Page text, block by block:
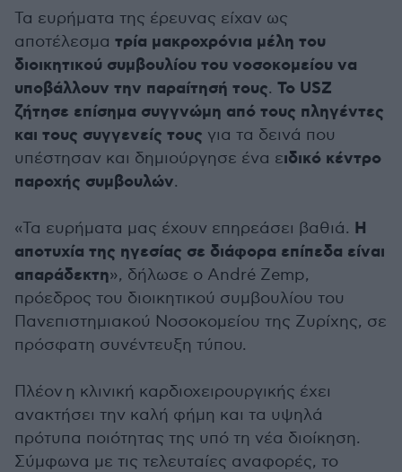
Τα ευρήματα της έρευνας είχαν ως
αποτέλεσμα τρία μακροχρόνια μέλη του
διοικητικού συμβουλίου του νοσοκομείου να
υποβάλλουν την παραίτησή τους. Το USZ
ζήτησε επίσημα συγγνώμη από τους πληγέντες
και τους συγγενείς τους για τα δεινά που
υπέστησαν και δημιούργησε ένα ειδικό κέντρο
παροχής συμβουλών.
«Τα ευρήματα μας έχουν επηρεάσει βαθιά. Η
αποτυχία της ηγεσίας σε διάφορα επίπεδα είναι
απαράδεκτη», δήλωσε ο André Zemp,
πρόεδρος του διοικητικού συμβουλίου του
Πανεπιστημιακού Νοσοκομείου της Ζυρίχης, σε
πρόσφατη συνέντευξη τύπου.
Πλέον η κλινική καρδιοχειρουργικής έχει
ανακτήσει την καλή φήμη και τα υψηλά
πρότυπα ποιότητας της υπό τη νέα διοίκηση.
Σύμφωνα με τις τελευταίες αναφορές, το